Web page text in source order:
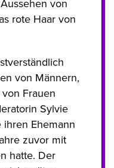
von
rote Haar von
von Männern,
Frauen
Sylvie
ihren Ehemann
zuvor mit
hatte. Der